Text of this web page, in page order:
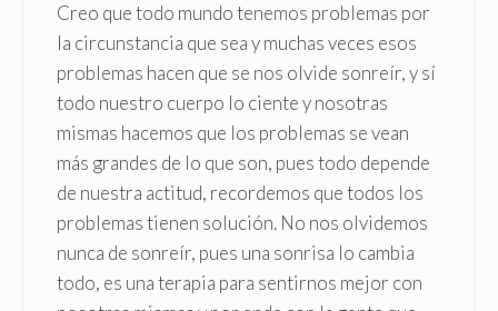
Creo que todo mundo tenemos problemas por
la circunstancia que sea y muchas veces esos
problemas hacen que se nos olvide sonreír, y sí
todo nuestro cuerpo lo ciente y nosotras
mismas hacemos que los problemas se vean
más grandes de lo que son, pues todo depende
de nuestra actitud, recordemos que todos los
problemas tienen solución. No nos olvidemos
nunca de sonreír, pues una sonrisa lo cambia
todo, es una terapia para sentirnos mejor con